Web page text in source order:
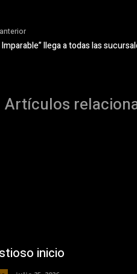
llega a todas las
Artículos
inicio